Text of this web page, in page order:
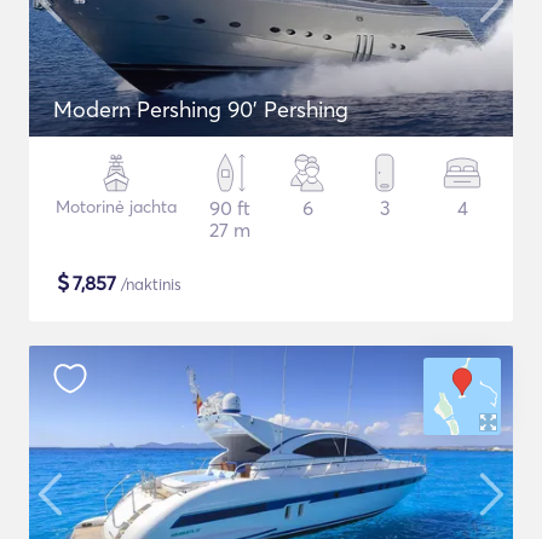
Modern Pershing 90' Pershing
Motorinė jachta
90 ft
27 m
6 3 4
$7,857 /naktinis